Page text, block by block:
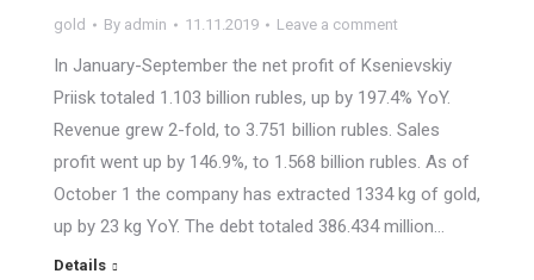
gold By admin 11.11.2019 Leave a comment
In January-September the net profit of Ksenievskiy
Priisk totaled 1.103 billion rubles, up by 197.4% YoY.
Revenue grew 2-fold, to 3.751 billion rubles. Sales
profit went up by 146.9%, to 1.568 billion rubles. As of
October 1 the company has extracted 1334 kg of gold,
up by 23 kg YoY. The debt totaled 386.434 million…
Details